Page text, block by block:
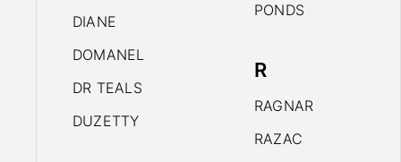
DIANE
DOMANEL
DR TEALS
DUZETTY
PONDS
R
RAGNAR
RAZAC